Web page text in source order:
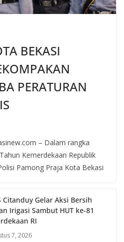
BEKASI
PERATURAN
– Dalam rangka
Kemerdekaan Republik
Pamong Praja Kota Bekasi
Citanduy Gelar Aksi Bersih
Irigasi Sambut HUT ke-81
RI
7, 2026